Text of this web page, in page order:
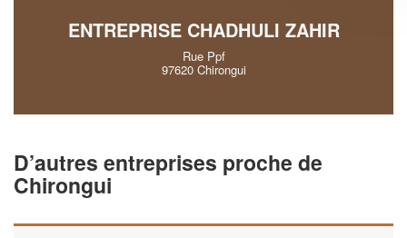
ENTREPRISE CHADHULI ZAHIR
Rue Ppf
97620 Chirongui
D’autres entreprises proche de
Chirongui